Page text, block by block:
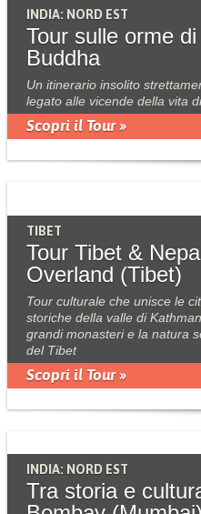
INDIA: NORD EST
Tour sulle orme di
Buddha
Un itinerario insolito
legato alle vicende della vita
Scopri il Tour »
TIBET
Tour Tibet &
Overland (Tibet)
Tour culturale che unisce le
storiche della valle di
grandi monasteri e la natura
del Tibet
Scopri il Tour »
INDIA: NORD EST
Tra storia e